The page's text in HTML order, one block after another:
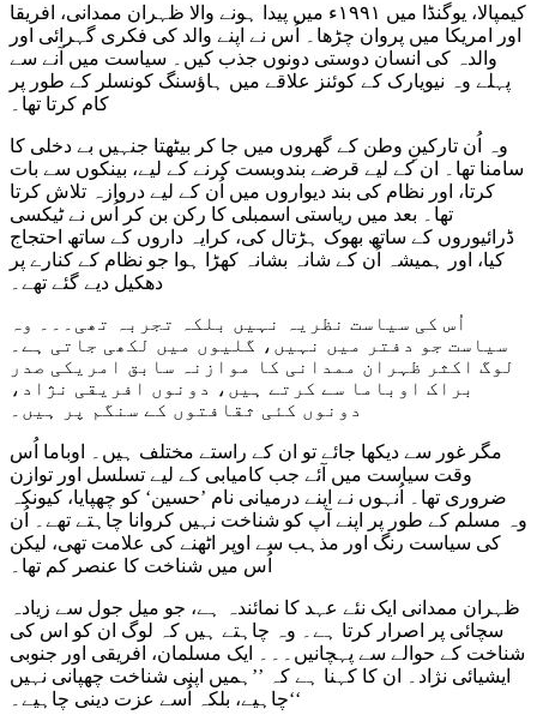
کیمپالا، یوگنڈا میں ۱۹۹۱ء میں پیدا ہونے والا ظہران ممدانی، افریقا
اور امریکا میں پروان چڑھا۔ اُس نے اپنے والد کی فکری گہرائی اور
والدہ کی انسان دوستی دونوں جذب کیں۔ سیاست میں آنے سے
پہلے وہ نیویارک کے کوئنز علاقے میں ہاؤسنگ کونسلر کے طور پر
کام کرتا تھا۔
وہ اُن تارکینِ وطن کے گھروں میں جا کر بیٹھتا جنہیں بے دخلی کا
سامنا تھا۔ ان کے لیے قرضے بندوبست کرنے کے لیے، بینکوں سے بات
کرتا، اور نظام کی بند دیواروں میں اُن کے لیے دروازہ تلاش کرتا
تھا۔ بعد میں ریاستی اسمبلی کا رکن بن کر اُس نے ٹیکسی
ڈرائیوروں کے ساتھ بھوک ہڑتال کی، کرایہ داروں کے ساتھ احتجاج
کیا، اور ہمیشہ اُن کے شانہ بشانہ کھڑا ہوا جو نظام کے کنارے پر
دھکیل دیے گئے تھے۔
اُس کی سیاست نظریہ نہیں بلکہ تجربہ تھی۔۔۔ وہ
سیاست جو دفتر میں نہیں، گلیوں میں لکھی جاتی ہے۔
لوگ اکثر ظہران ممدانی کا موازنہ سابق امریکی صدر
براک اوباما سے کرتے ہیں، دونوں افریقی نژاد،
دونوں کئی ثقافتوں کے سنگم پر ہیں۔
مگر غور سے دیکھا جائے تو ان کے راستے مختلف ہیں۔ اوباما اُس
وقت سیاست میں آئے جب کامیابی کے لیے تسلسل اور توازن
ضروری تھا۔ اُنہوں نے اپنے درمیانی نام ’حسین‘ کو چھپایا، کیونکہ
وہ مسلم کے طور پر اپنے آپ کو شناخت نہیں کروانا چاہتے تھے۔ اُن
کی سیاست رنگ اور مذہب سے اوپر اٹھنے کی علامت تھی، لیکن
اُس میں شناخت کا عنصر کم تھا۔
ظہران ممدانی ایک نئے عہد کا نمائندہ ہے، جو میل جول سے زیادہ
سچائی پر اصرار کرتا ہے۔ وہ چاہتے ہیں کہ لوگ ان کو اس کی
شناخت کے حوالے سے پہچانیں۔۔۔ ایک مسلمان، افریقی اور جنوبی
ایشیائی نژاد۔ ان کا کہنا ہے کہ ’’ہمیں اپنی شناخت چھپانی نہیں
چاہیے، بلکہ اُسے عزت دینی چاہیے۔‘‘